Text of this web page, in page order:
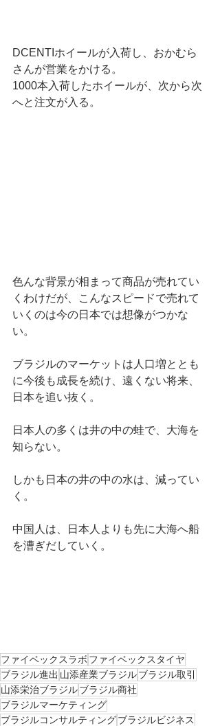
DCENTIホイールが入荷し、おかむら
さんが営業をかける。
1000本入荷したホイールが、次から次
へと注文が入る。
色んな背景が相まって商品が売れてい
くわけだが、こんなスピードで売れて
いくのは今の日本では想像がつかな
い。
ブラジルのマーケットは人口増ととも
に今後も成長を続け、遠くない将来、
日本を追い抜く。
日本人の多くは井の中の蛙で、大海を
知らない。
しかも日本の井の中の水は、減ってい
く。
中国人は、日本人よりも先に大海へ船
を漕ぎだしていく。
ファイベックスラボ ファイベックスタイヤ
ブラジル進出 山添産業ブラジルブラジル取引
山添栄治ブラジルブラジル商社
ブラジルマーケティング
ブラジルコンサルティングブラジルビジネス